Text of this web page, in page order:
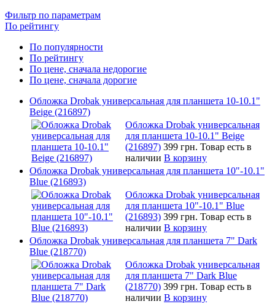
Фильтр по параметрам
По рейтингу
По популярности
По рейтингу
По цене, сначала недорогие
По цене, сначала дорогие
Обложка Drobak универсальная для планшета 10-10.1"
Beige (216897)
Обложка Drobak универсальная
для планшета 10-10.1" Beige
(216897) 399 грн. Товар есть в
наличии В корзину
Обложка Drobak универсальная для планшета 10"-10.1"
Blue (216893)
Обложка Drobak универсальная
для планшета 10"-10.1" Blue
(216893) 399 грн. Товар есть в
наличии В корзину
Обложка Drobak универсальная для планшета 7" Dark
Blue (218770)
Обложка Drobak универсальная
для планшета 7" Dark Blue
(218770) 399 грн. Товар есть в
наличии В корзину